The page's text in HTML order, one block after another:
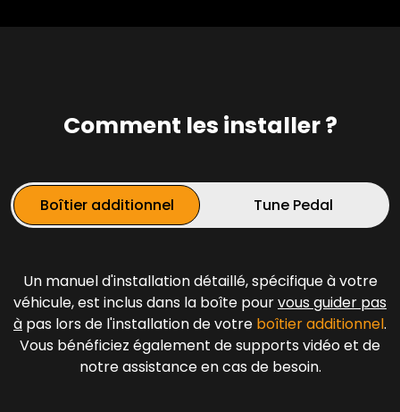
Comment les installer ?
Boîtier additionnel Tune Pedal
Un manuel d'installation détaillé, spécifique à votre
véhicule, est inclus dans la boîte pourvous guider pas
à pas lors de l'installation de votre boîtier additionnel.
Vous bénéficiez également de supports vidéo et de
notre assistance en cas de besoin.